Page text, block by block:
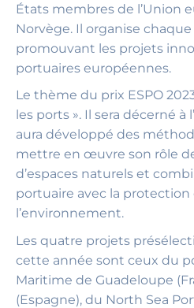
États membres de l’Union
Norvège. Il organise
promouvant les projets
portuaires européennes.
Le thème du prix ESPO
les ports ». Il sera décerné
aura développé des
mettre en œuvre son rôle
d’espaces naturels et
portuaire avec la
l’environnement.
Les quatre projets
cette année sont ceux du
Maritime de Guadeloupe
(Espagne), du North Sea